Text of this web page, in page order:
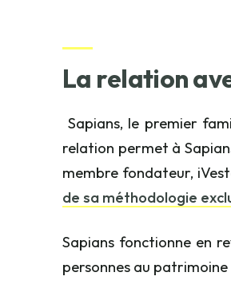
La relation
Sapians, le premier
relation permet à
membre fondateur,
de sa méthodologie
Sapians fonctionne en
personnes au patrimoine